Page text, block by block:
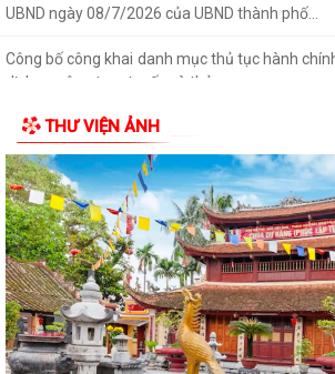
UBND ngày 08/7/2026 của UBND thành phố...
Công bố công khai danh mục thủ tục hành
dịch vụ công trực tuyến và thủ...
Thông báo Ban hành bổ sung, sửa đổi mã định
đơn vị hành chính nhà nước trên...
Triển khai Nghị định số 294/2026/NĐ-CP,
CP và Nghị định số 296/2026/NĐ-CP...
Thông báo số 394/TB-VPCP ngày 21/7/
phủ thông báo Kết luận của Thủ tướng...
Triển khai thi hành Nghị định số 274/2026/
định chi tiết một số điều và biện...
THƯ VIỆN ẢNH